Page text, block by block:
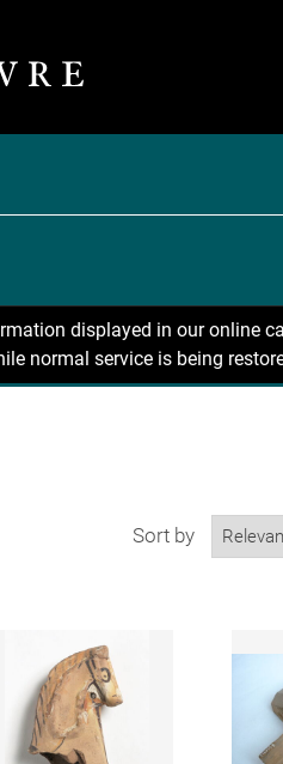
displayed in our online
normal service is being
Sort by